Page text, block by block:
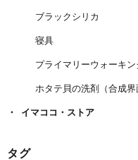
ブラックシリカ
寝具
プライマリーウォーキ
ホタテ貝の洗剤（合成界
イマココ・ストア
タグ